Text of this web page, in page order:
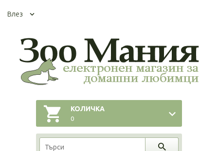
Влез
КОЛИЧКА
0